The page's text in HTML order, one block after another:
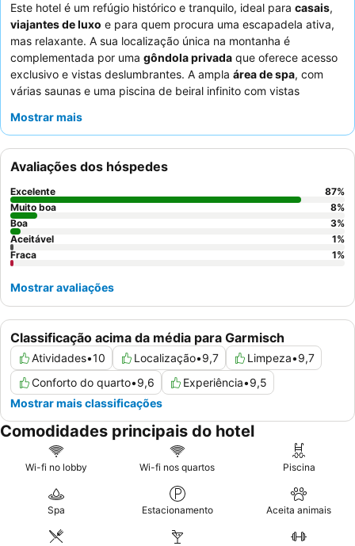
Este hotel é um refúgio histórico e tranquilo, ideal para casais,
viajantes de luxo e para quem procura uma escapadela ativa,
mas relaxante. A sua localização única na montanha é
complementada por uma gôndola privada que oferece acesso
exclusivo e vistas deslumbrantes. A ampla área de spa, com
várias saunas e uma piscina de beiral infinito com vistas
hóspedes elogiam consistentemente os funcionários excecionais
pequeno-almoço. Para uma experiência melhorada, considere
reservar um quarto comvaranda ou terraço
plenamente as deslumbrantes vistas para a montanha.
Mostrar mais
Classificação acima da média para Garmisch
Atividades•10 Localização•9,7 Limpeza•9,7
Conforto do quarto•9,6 Experiência•9,5
Mostrar mais classificações
Avaliações dos hóspedes
Excelente 87%
Muito boa
8%
Boa
3%
Aceitável
1%
Fraca
1%
Mostrar avaliações
Comodidades principais do hotel
Wi-fi no lobby Wi-fi nos quartos Piscina
Spa Estacionamento Aceita animais